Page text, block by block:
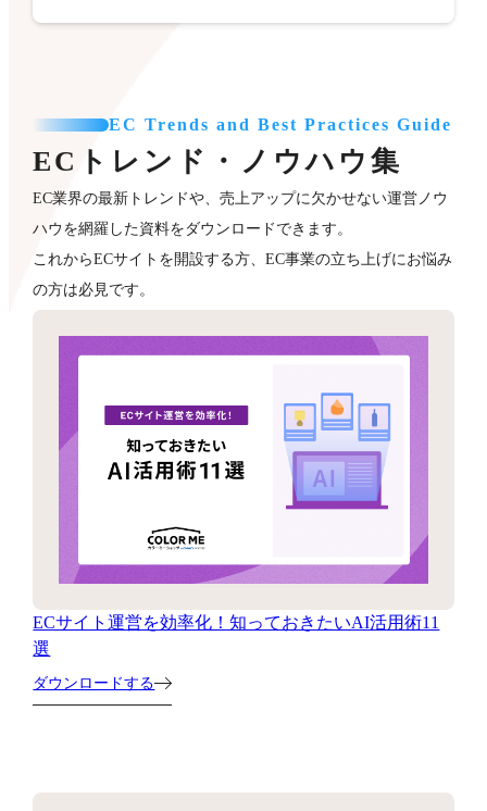
EC Trends and Best Practices Guide
ECトレンド・ノウハウ集
EC業界の最新トレンドや、売上アップに欠かせない運営ノウ
ハウを網羅した資料をダウンロードできます。
これからECサイトを開設する方、EC事業の立ち上げにお悩み
の方は必見です。
ECサイト運営を効率化！知っておきたいAI活用術11
選
ダウンロードする